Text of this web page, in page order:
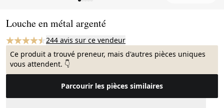
Louche en métal argenté
244 avis sur ce vendeur
Ce produit a trouvé preneur, mais d'autres pièces uniques
vous attendent. 👇
Parcourir les pièces similaires